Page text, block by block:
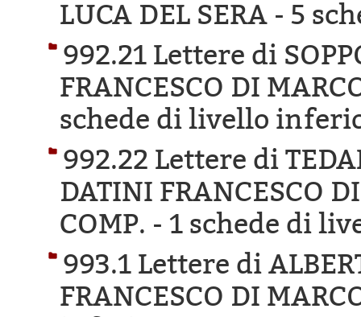
LUCA DEL SERA - 5
992.21 Lettere di
FRANCESCO DI
schede di livello
992.22 Lettere di
DATINI FRANCESCO
COMP. - 1 schede di
993.1 Lettere di
FRANCESCO DI